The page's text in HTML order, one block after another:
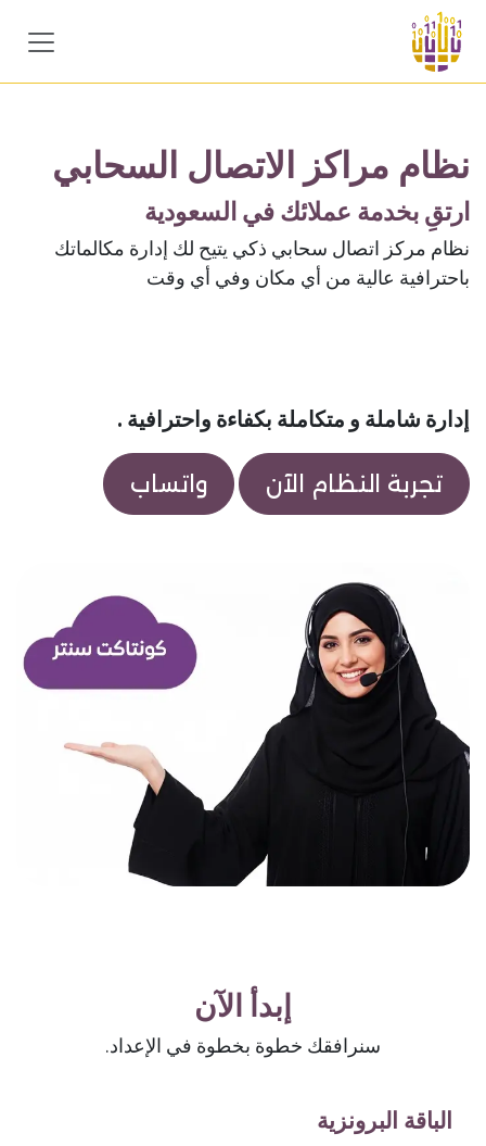
تخطي للذهاب إلى المحتوى
نظام مراكز الاتصال السحابي
ارتقِ بخدمة عملائك في السعودية
نظام مركز اتصال سحابي ذكي يتيح لك إدارة مكالماتك
باحترافية عالية من أي مكان وفي أي وقت
إدارة شاملة و متكاملة بكفاءة واحترافية .
تجربة النظام الآن واتساب
إبدأ الآن
سنرافقك خطوة بخطوة في الإعداد.
الباقة البرونزية